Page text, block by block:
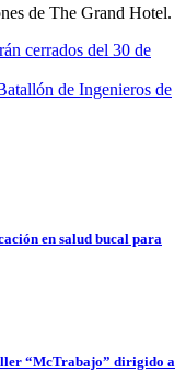
de The Grand Hotel.
cerrados del 30 de
de Ingenieros de
en salud bucal para
“McTrabajo” dirigido a